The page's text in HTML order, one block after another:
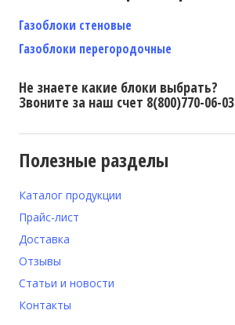
Газоблоки стеновые
Газоблоки перегородочные
Не знаете какие блоки выбрать?
Звоните за наш счет 8(800)770-06-03
Полезные разделы
Каталог продукции
Прайс-лист
Доставка
Отзывы
Статьи и новости
Контакты